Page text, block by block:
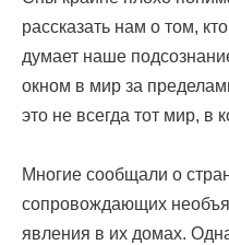
рассказать нам о том,
думает наше
окном в мир за
это не всегда тот мир, в
Многие сообщали о
сопровождающих
явления в их домах.